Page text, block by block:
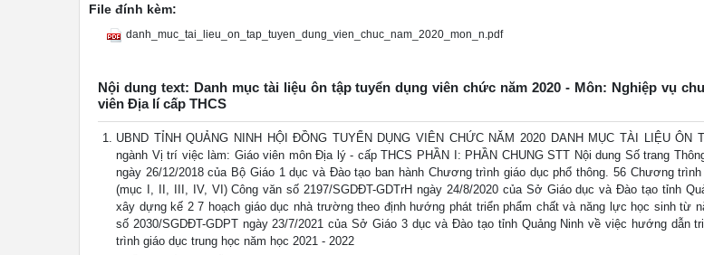
File đính kèm:
danh_muc_tai_lieu_on_tap_tuyen_dung_vien_chuc_nam_2020_mon_n.pdf
Nội dung text: Danh mục tài liệu ôn tập tuyển dụng viên chức năm 2020 - Môn: Nghiệp vụ
viên Địa lí cấp THCS
UBND TỈNH QUẢNG NINH HỘI ĐỒNG TUYỂN DỤNG VIÊN CHỨC NĂM 2020 DANH MỤC TÀI LIỆU ÔN
ngành Vị trí việc làm: Giáo viên môn Địa lý - cấp THCS PHẦN I: PHẦN CHUNG STT Nội dung Số trang
ngày 26/12/2018 của Bộ Giáo 1 dục và Đào tạo ban hành Chương trình giáo dục phổ thông. 56 Chương
(mục I, II, III, IV, VI) Công văn số 2197/SGDĐT-GDTrH ngày 24/8/2020 của Sở Giáo dục và Đào tạo tỉnh
xây dựng kế 2 7 hoạch giáo dục nhà trường theo định hướng phát triển phẩm chất và năng lực học sinh từ
số 2030/SGDĐT-GDPT ngày 23/7/2021 của Sở Giáo 3 dục và Đào tạo tỉnh Quảng Ninh về việc hướng dẫn
trình giáo dục trung học năm học 2021 - 2022